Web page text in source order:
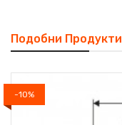
Подобни Продукти
-10%